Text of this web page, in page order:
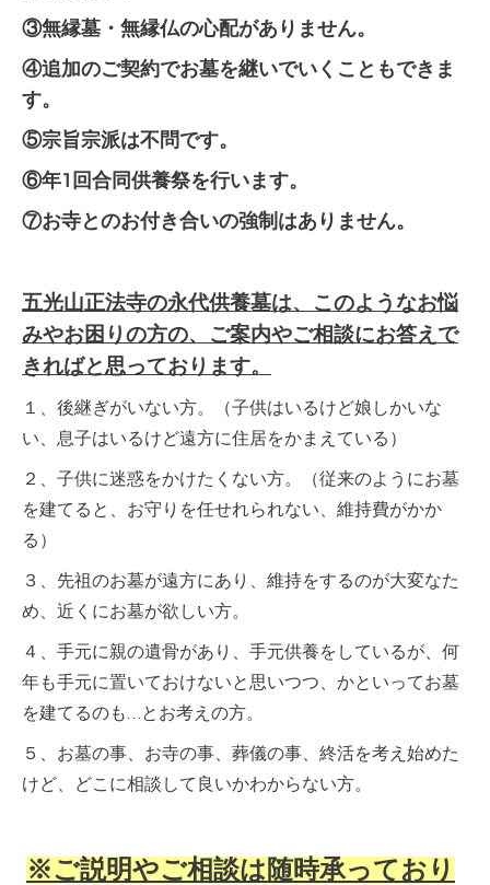
③無縁墓・無縁仏の心配がありません。
④追加のご契約でお墓を継いでいくこともできま
す。
⑤宗旨宗派は不問です。
⑥年1回合同供養祭を行います。
⑦お寺とのお付き合いの強制はありません。
五光山正法寺の永代供養墓は、このようなお悩
みやお困りの方の、ご案内やご相談にお答えで
きればと思っております。
１、後継ぎがいない方。（子供はいるけど娘しかいな
い、息子はいるけど遠方に住居をかまえている）
２、子供に迷惑をかけたくない方。（従来のようにお墓
を建てると、お守りを任せれられない、維持費がかか
る）
３、先祖のお墓が遠方にあり、維持をするのが大変なた
め、近くにお墓が欲しい方。
４、手元に親の遺骨があり、手元供養をしているが、何
年も手元に置いておけないと思いつつ、かといってお墓
を建てるのも…とお考えの方。
５、お墓の事、お寺の事、葬儀の事、終活を考え始めた
けど、どこに相談して良いかわからない方。
※ご説明やご相談は随時承っており